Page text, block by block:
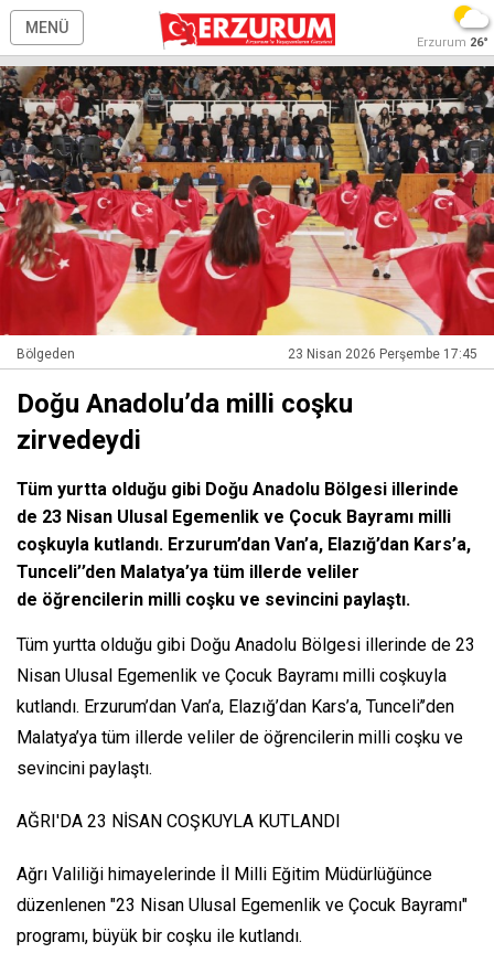
MENÜ
Erzurum 26°
Bölgeden 23 Nisan 2026 Perşembe 17:45
Doğu Anadolu’da milli coşku
zirvedeydi
Tüm yurtta olduğu gibi Doğu Anadolu Bölgesi illerinde
de 23 Nisan Ulusal Egemenlik ve Çocuk Bayramı milli
coşkuyla kutlandı. Erzurum’dan Van’a, Elazığ’dan Kars’a,
Tunceli’’den Malatya’ya tüm illerde veliler
de öğrencilerin milli coşku ve sevincini paylaştı.
Tüm yurtta olduğu gibi Doğu Anadolu Bölgesi illerinde de 23
Nisan Ulusal Egemenlik ve Çocuk Bayramı milli coşkuyla
kutlandı. Erzurum’dan Van’a, Elazığ’dan Kars’a, Tunceli’’den
Malatya’ya tüm illerde veliler de öğrencilerin milli coşku ve
sevincini paylaştı.
AĞRI'DA 23 NİSAN COŞKUYLA KUTLANDI
Ağrı Valiliği himayelerinde İl Milli Eğitim Müdürlüğünce
düzenlenen "23 Nisan Ulusal Egemenlik ve Çocuk Bayramı"
programı, büyük bir coşku ile kutlandı.